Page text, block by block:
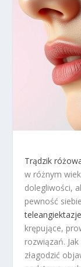
Trądzik
w różnym
dolegliwości,
pewność
krępujące,
rozwiązań.
złagodzić